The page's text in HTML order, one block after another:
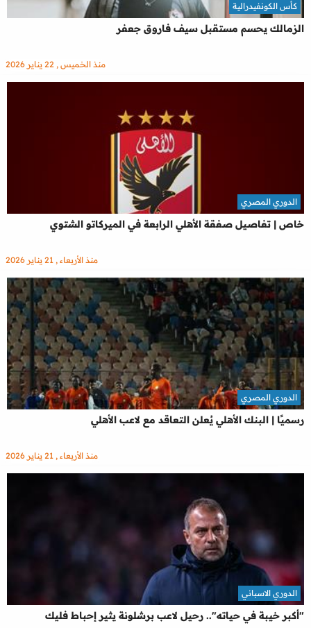
الزمالك يحسم مستقبل سيف فاروق جعفر
كأس الكونفيدرالية
منذ الخميس , 22 يناير 2026
خاص | تفاصيل صفقة الأهلي الرابعة في الميركاتو الشتوي
الدوري المصري
منذ الأربعاء , 21 يناير 2026
رسميًا | البنك الأهلي يُعلن التعاقد مع لاعب الأهلي
الدوري المصري
منذ الأربعاء , 21 يناير 2026
"أكبر خيبة في حياته".. رحيل لاعب برشلونة يثير إحباط فليك
الدوري الاسباني